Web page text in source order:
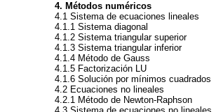
4. Métodos numéricos
4.1 Sistema de ecuaciones lineales
4.1.1 Sistema diagonal
4.1.2 Sistema triangular superior
4.1.3 Sistema triangular inferior
4.1.4 Método de Gauss
4.1.5 Factorización LU
4.1.6 Solución por mínimos cuadrados
4.2 Ecuaciones no lineales
4.2.1 Método de Newton-Raphson